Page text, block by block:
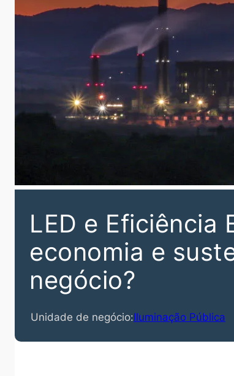
LED e Eficiência
economia e
negócio?
Unidade de negócio:Iluminação Pública